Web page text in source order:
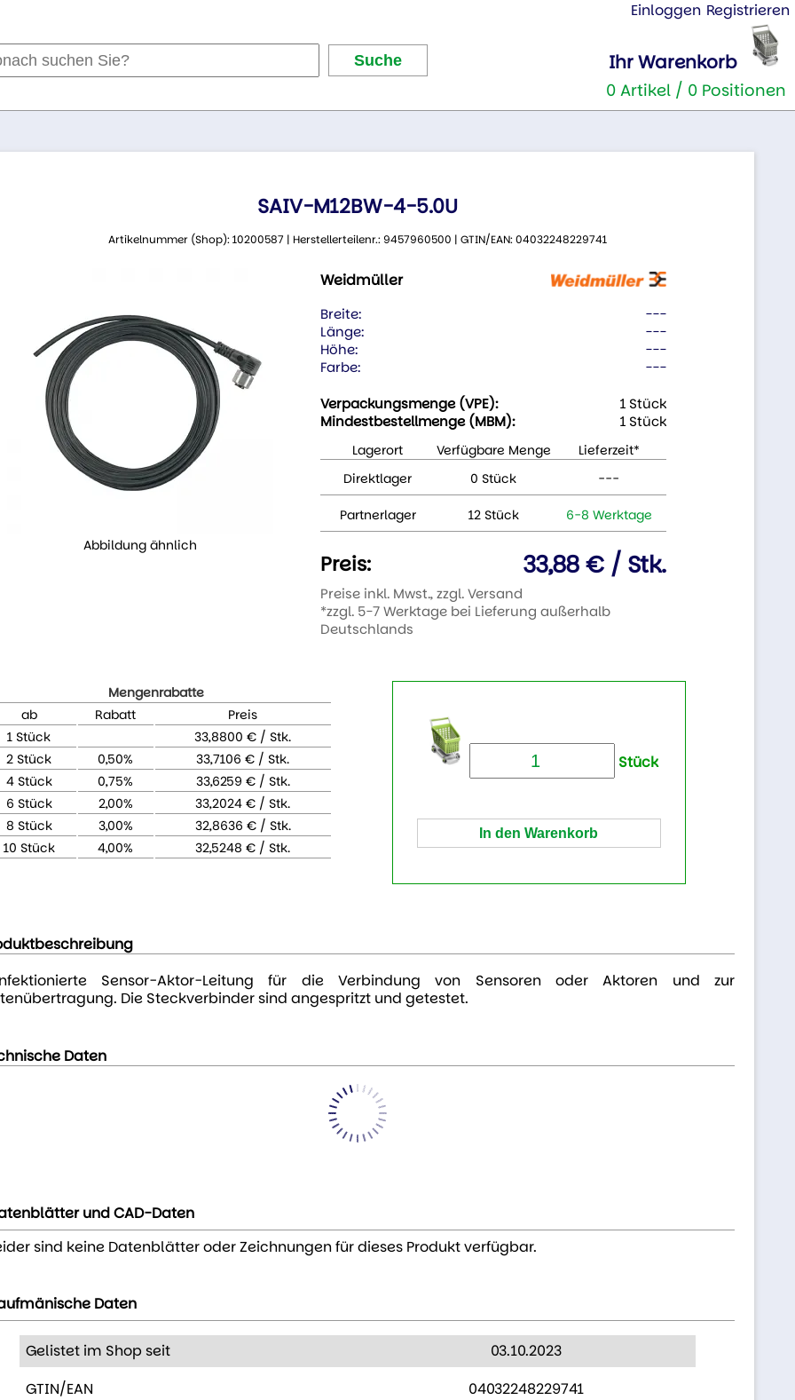
Einloggen Registrieren
Ihr Warenkorb
0 Artikel / 0 Positionen
SAIV-M12BW-4-5.0U
Artikelnummer (Shop): 10200587 | Herstellerteilenr.: 9457960500 | GTIN/EAN: 04032248229741
Abbildung ähnlich
Weidmüller
Breite:
---
Länge:
---
Höhe:
---
Farbe:
---
Verpackungsmenge (VPE):
1 Stück
Mindestbestellmenge (MBM):
1 Stück
Lagerort Verfügbare Menge
Lieferzeit*
Direktlager
0 Stück ---
Partnerlager 12 Stück 6-8 Werktage
Preis: 33,88 € / Stk.
Preise inkl. Mwst., zzgl. Versand
*zzgl. 5-7 Werktage bei Lieferung außerhalb
Deutschlands
Mengenrabatte
ab
Rabatt
Preis
1 Stück
33,8800 € / Stk.
2 Stück
0,50%
33,7106 € / Stk.
4 Stück
0,75%
33,6259 € / Stk.
6 Stück
2,00%
33,2024 € / Stk.
8 Stück
3,00%
32,8636 € / Stk.
10 Stück
4,00% 32,5248 € / Stk.
Stück
Sensor-Aktor-Leitung für die Verbindung von Sensoren oder Aktoren und zur
Die Steckverbinder sind angespritzt und getestet.
Daten
und CAD-Daten
sind keine Datenblätter oder Zeichnungen für dieses Produkt verfügbar.
Daten
Gelistet im Shop seit
03.10.2023
GTIN/EAN
04032248229741